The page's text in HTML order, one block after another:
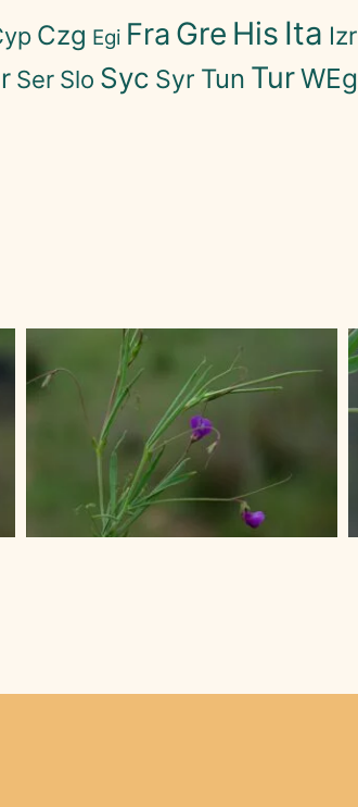
Czg Egi Fra Gre His Ita Izr
Ser Slo Syc Syr Tun TurWEg